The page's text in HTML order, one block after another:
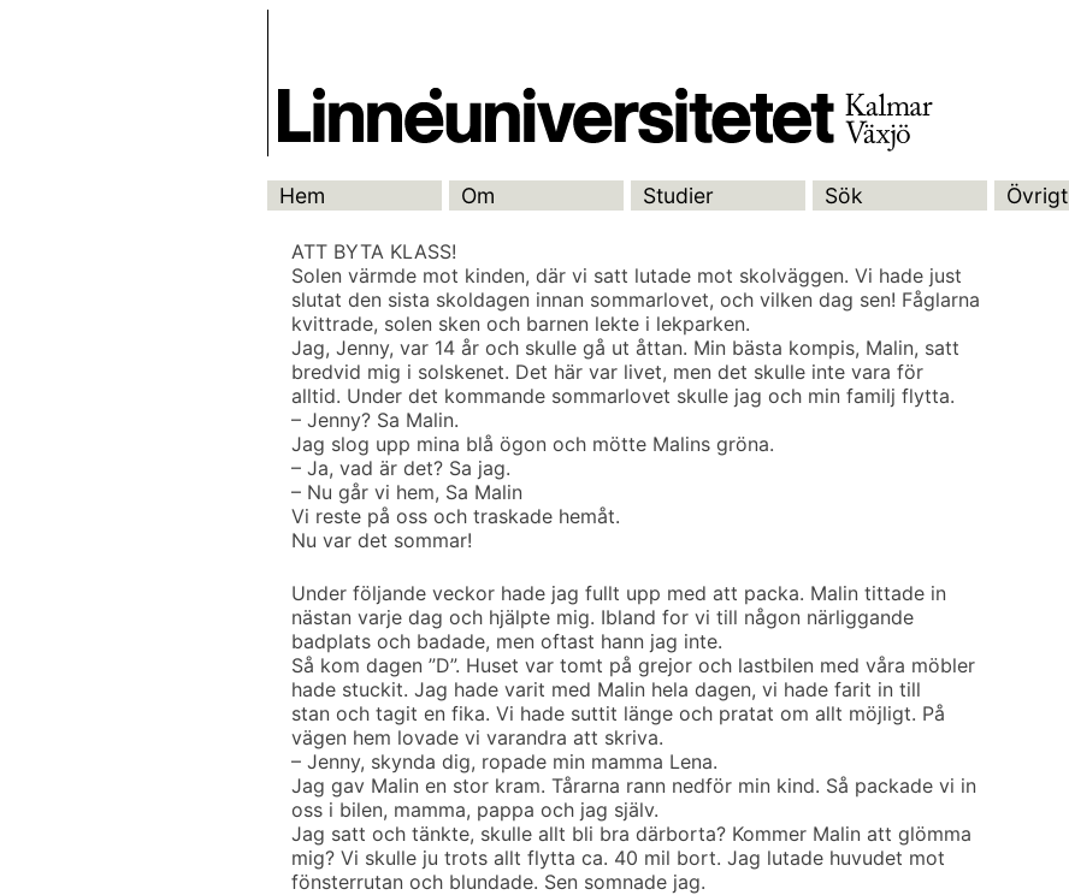
Hem Om Studier Sök Övrigt
ATT BYTA KLASS!
Solen värmde mot kinden, där vi satt lutade mot skolväggen. Vi hade just
slutat den sista skoldagen innan sommarlovet, och vilken dag sen! Fåglarna
kvittrade, solen sken och barnen lekte i lekparken.
Jag, Jenny, var 14 år och skulle gå ut åttan. Min bästa kompis, Malin, satt
bredvid mig i solskenet. Det här var livet, men det skulle inte vara för
alltid. Under det kommande sommarlovet skulle jag och min familj flytta.
– Jenny? Sa Malin.
Jag slog upp mina blå ögon och mötte Malins gröna.
– Ja, vad är det? Sa jag.
– Nu går vi hem, Sa Malin
Vi reste på oss och traskade hemåt.
Nu var det sommar!
Under följande veckor hade jag fullt upp med att packa. Malin tittade in
nästan varje dag och hjälpte mig. Ibland for vi till någon närliggande
badplats och badade, men oftast hann jag inte.
Så kom dagen ”D”. Huset var tomt på grejor och lastbilen med våra möbler
hade stuckit. Jag hade varit med Malin hela dagen, vi hade farit in till
stan och tagit en fika. Vi hade suttit länge och pratat om allt möjligt. På
vägen hem lovade vi varandra att skriva.
– Jenny, skynda dig, ropade min mamma Lena.
Jag gav Malin en stor kram. Tårarna rann nedför min kind. Så packade vi in
oss i bilen, mamma, pappa och jag själv.
Jag satt och tänkte, skulle allt bli bra därborta? Kommer Malin att glömma
mig? Vi skulle ju trots allt flytta ca. 40 mil bort. Jag lutade huvudet mot
fönsterrutan och blundade. Sen somnade jag.